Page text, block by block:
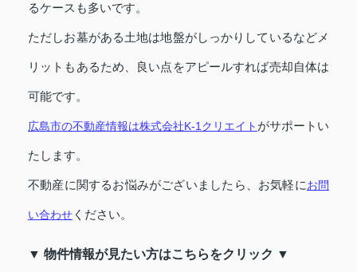
るケースも多いです。
ただしお墓がある土地は地盤がしっかりしているなどメ
リットもあるため、良い点をアピールすれば売却自体は
可能です。
広島市の不動産情報は株式会社K-1クリエイト がサポートい
たします。
不動産に関するお悩みがございましたら、お気軽にお問
い合わせ ください。
▼ 物件情報が見たい方はこちらをクリック ▼